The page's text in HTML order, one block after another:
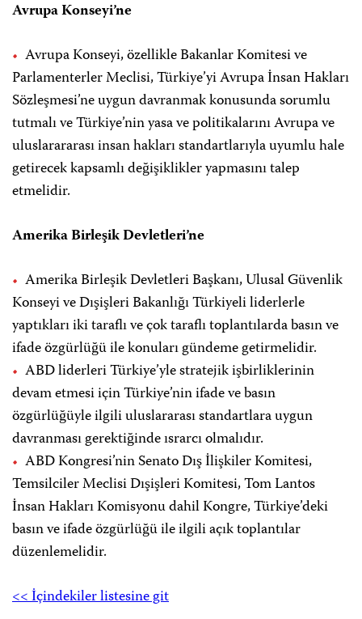
Avrupa Konseyi’ne
Avrupa Konseyi, özellikle Bakanlar Komitesi ve
Parlamenterler Meclisi, Türkiye’yi Avrupa İnsan Hakları
Sözleşmesi’ne uygun davranmak konusunda sorumlu
tutmalı ve Türkiye’nin yasa ve politikalarını Avrupa ve
uluslarararası insan hakları standartlarıyla uyumlu hale
getirecek kapsamlı değişiklikler yapmasını talep
etmelidir.
Amerika Birleşik Devletleri’ne
Amerika Birleşik Devletleri Başkanı, Ulusal Güvenlik
Konseyi ve Dışişleri Bakanlığı Türkiyeli liderlerle
yaptıkları iki taraflı ve çok taraflı toplantılarda basın ve
ifade özgürlüğü ile konuları gündeme getirmelidir.
ABD liderleri Türkiye’yle stratejik işbirliklerinin
devam etmesi için Türkiye’nin ifade ve basın
özgürlüğüyle ilgili uluslararası standartlara uygun
davranması gerektiğinde ısrarcı olmalıdır.
ABD Kongresi’nin Senato Dış İlişkiler Komitesi,
Temsilciler Meclisi Dışişleri Komitesi, Tom Lantos
İnsan Hakları Komisyonu dahil Kongre, Türkiye’deki
basın ve ifade özgürlüğü ile ilgili açık toplantılar
düzenlemelidir.
<< İçindekiler listesine git